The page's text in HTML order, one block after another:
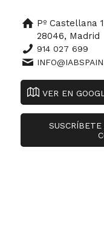
Pº Castellana
28046, Madrid
914 027 699
VER EN